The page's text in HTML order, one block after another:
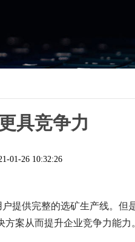
具竞争力
01-26 10:32:26
提供完整的选矿生产线。但
案从而提升企业竞争力能力